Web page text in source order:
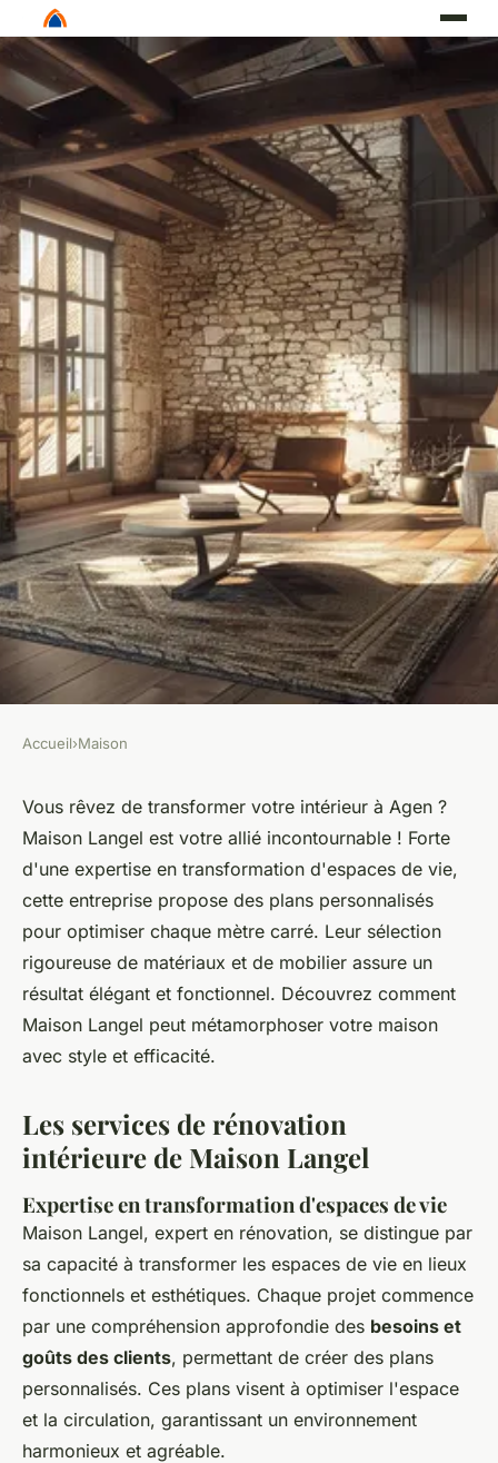
Rénovation intérieure à Agen :
transformez votre espace avec
maison Langel
Mya• 19 juin 2024•3 min de lecture
Accueil›Maison
Vous rêvez de transformer votre intérieur à Agen ?
Maison Langel est votre allié incontournable ! Forte
d'une expertise en transformation d'espaces de vie,
cette entreprise propose des plans personnalisés
pour optimiser chaque mètre carré. Leur sélection
rigoureuse de matériaux et de mobilier assure un
résultat élégant et fonctionnel. Découvrez comment
Maison Langel peut métamorphoser votre maison
avec style et efficacité.
Les services de rénovation
intérieure de Maison Langel
Expertise en transformation d'espaces de vie
Maison Langel, expert en rénovation, se distingue par
sa capacité à transformer les espaces de vie en lieux
fonctionnels et esthétiques. Chaque projet commence
par une compréhension approfondie des besoins et
goûts des clients, permettant de créer des plans
personnalisés. Ces plans visent à optimiser l'espace
et la circulation, garantissant un environnement
harmonieux et agréable.